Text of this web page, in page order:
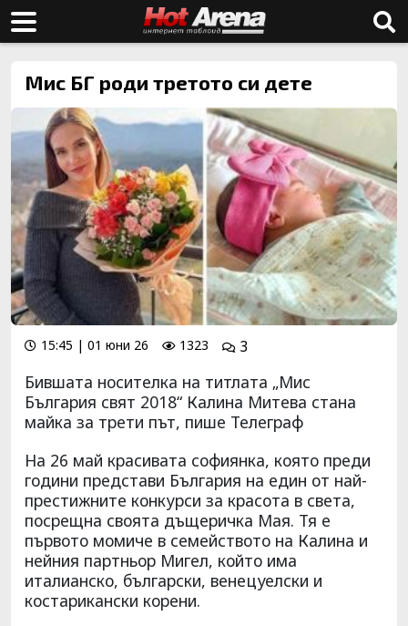
Мис БГ роди третото си дете
15:45 | 01 юни 26 1323 3
Бившата носителка на титлата „Мис
България свят 2018“ Калина Митева стана
майка за трети път, пише Телеграф
На 26 май красивата софиянка, която преди
години представи България на един от най-
престижните конкурси за красота в света,
посрещна своята дъщеричка Мая. Тя е
първото момиче в семейството на Калина и
нейния партньор Мигел, който има
италианско, български, венецуелски и
костарикански корени.